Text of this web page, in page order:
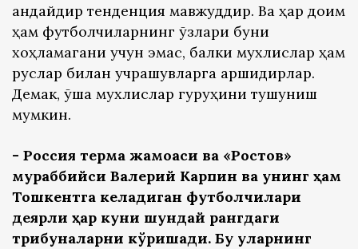
қандайдир тенденция мавжуддир. Ва ҳар доим
ҳам футболчиларнинг ўзлари буни
хоҳламагани учун эмас, балки мухлислар ҳам
руслар билан учрашувларга қаршидирлар.
Демак, ўша мухлислар гуруҳини тушуниш
мумкин.
- Россия терма жамоаси ва «Ростов»
мураббийси Валерий Карпин ва унинг ҳам
Тошкентга келадиган футболчилари
деярли ҳар куни шундай рангдаги
трибуналарни кўришади. Бу уларнинг